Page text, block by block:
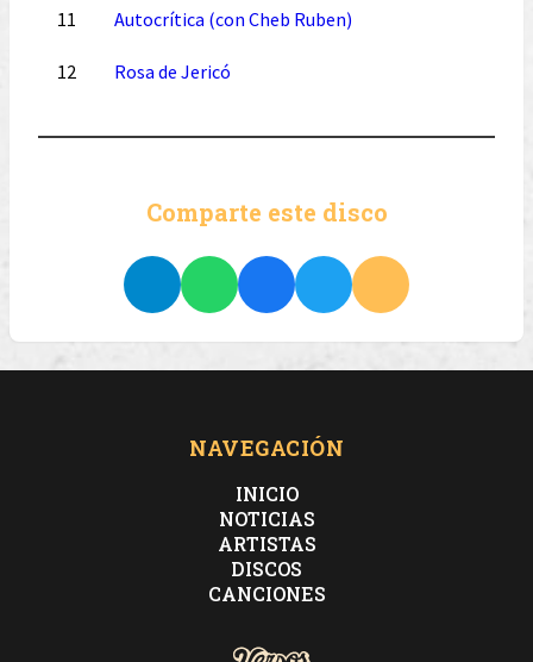
11 Autocrítica (con Cheb Ruben)
12 Rosa de Jericó
Comparte este disco
NAVEGACIÓN
INICIO
NOTICIAS
ARTISTAS
DISCOS
CANCIONES